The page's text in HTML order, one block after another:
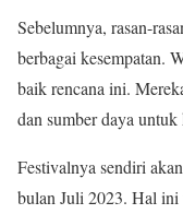
Sebelumnya, rasan-
berbagai kesempatan.
baik rencana ini.
dan sumber daya untuk
Festivalnya sendiri
bulan Juli 2023. Hal ini